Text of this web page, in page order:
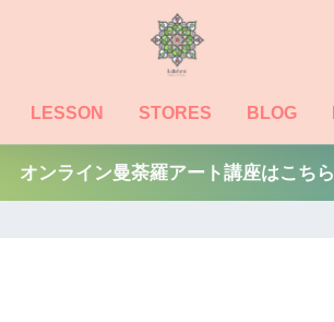
LESSON STORES BLOG
オンライン曼荼羅アート講座はこちら